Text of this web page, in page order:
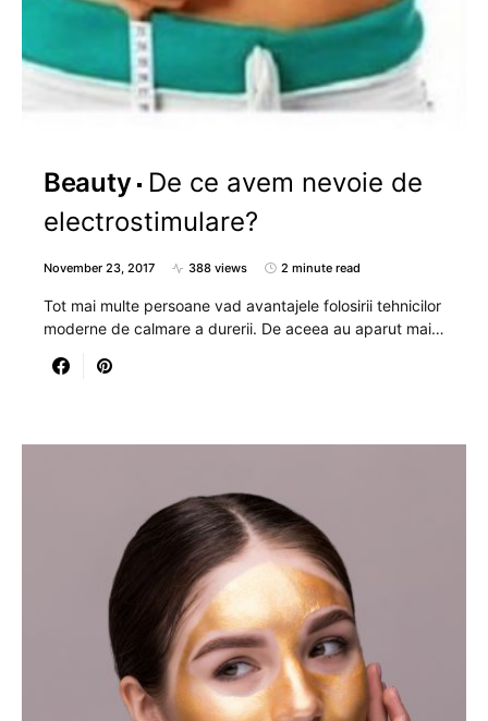
Beauty
De ce avem nevoie de
electrostimulare?
November 23, 2017 388 views 2 minute read
Tot mai multe persoane vad avantajele folosirii tehnicilor
moderne de calmare a durerii. De aceea au aparut mai…